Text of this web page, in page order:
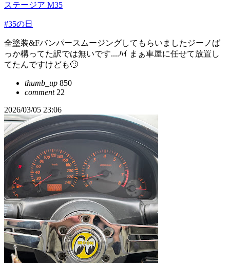
ステージア M35
#35の日
全塗装&Fバンパースムージングしてもらいましたジーノば
っか構ってた訳では無いです....ﾊｲ まぁ車屋に任せて放置し
てたんですけども🙄
thumb_up 850
comment22
2026/03/05 23:06